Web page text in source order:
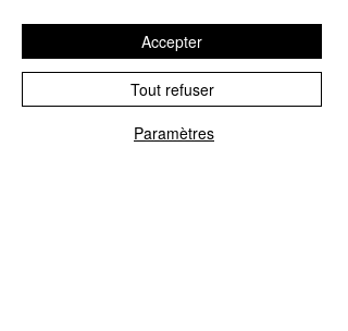
Protection des données
Mentions légales
Paramètres
Tout refuser
Accepter